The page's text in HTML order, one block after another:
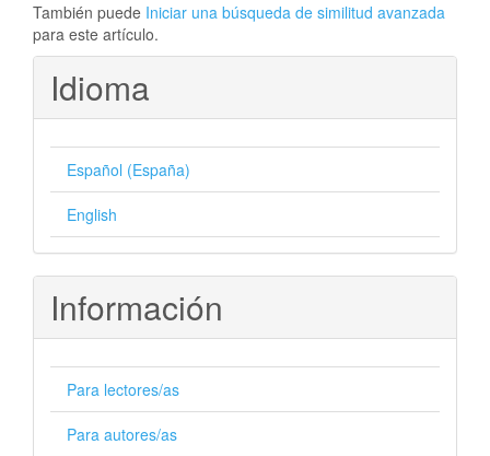
También puede Iniciar una búsqueda de similitud avanzada
para este artículo.
Idioma
Español (España)
English
Información
Para lectores/as
Para autores/as